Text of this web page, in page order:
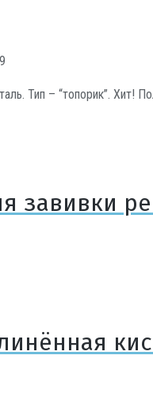
Тип – “топорик”. Хит!
завивки